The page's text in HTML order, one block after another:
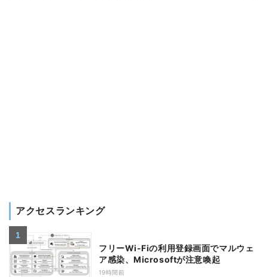
アクセスランキング
フリーWi-Fiの利用登録画面でマルウェ
ア感染、Microsoftが注意喚起
19時間前